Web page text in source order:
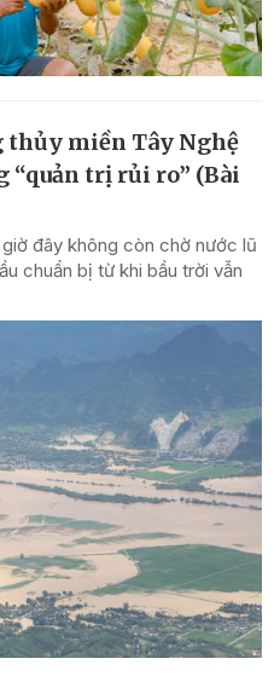
thủy miền Tây Nghệ
“quản trị rủi ro” (Bài
đây không còn chờ nước lũ
chuẩn bị từ khi bầu trời vẫn